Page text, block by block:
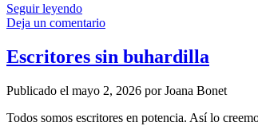
Seguir leyendoEl
diablo,
y
Deja un comentario
Escritores sin buhardilla
Publicado el mayo 2, 2026 por Joana Bonet
Todos somos escritores en potencia. Así lo